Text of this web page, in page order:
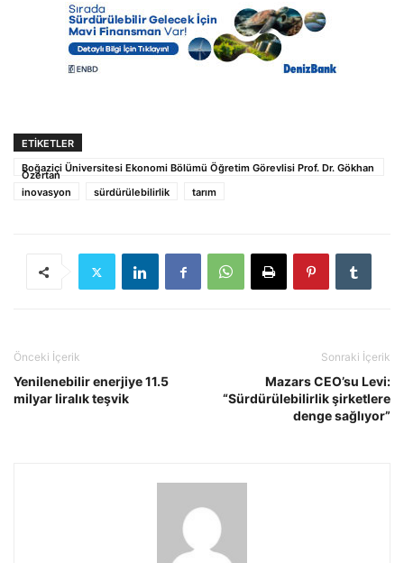
ETIKETLER
Boğaziçi Üniversitesi Ekonomi Bölümü Öğretim Görevlisi Prof. Dr. Gökhan
Özertan
inovasyon
sürdürülebilirlik tarım
Önceki İçerik
Yenilenebilir enerjiye 11.5
milyar liralık teşvik
Sonraki İçerik
Mazars CEO’su Levi:
“Sürdürülebilirlik şirketlere
denge sağlıyor”